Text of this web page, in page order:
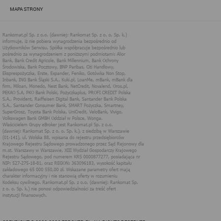
MAPA STRONY
dostosowanie usług, świadczonych w ramach serwisu do potrzeb
Więcej informacji na temat stosowania technologii cookies w
serwisie dostępne jest w Polityce Cookies.
Polityka Cookies serwisów
internetowych spółki Rankomat.pl Sp. z
o.o. (dawniej: Rankomat Sp. z o. o. Sp.
k.)
Rankomat.pl Sp. z o.o. (dawniej: Rankomat Sp. z o. o. Sp. k.), z
siedzibą w Warszawie (01-141), ul. Wolska 88, wpisana do rejestru
przedsiębiorców Krajowego Rejestru Sądowego prowadzonego
przez Sąd Rejonowy dla m.st. Warszawy w Warszawie, XIII
Wydział Gospodarczy Krajowego Rejestru Sądowego, pod
numerem KRS 0000877277, posiadająca nr NIP: 527-275-18-81,
oraz REGON: 363096183, zwana dalej "Rankomat" wykorzystuje
na swoich stronach internetowych technologię "cookies".
Zasady wykorzystania informacji dostarczonych przez
użytkownika w ramach technologii cookies w trakcie korzystania
ze stron internetowych i Rankomat określa niniejszy dokument.